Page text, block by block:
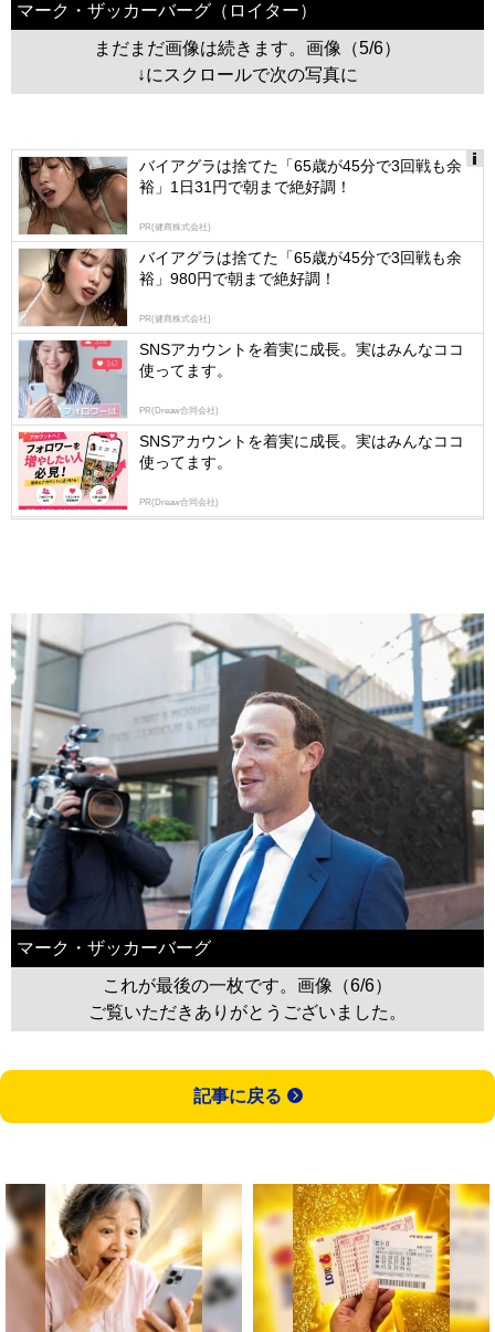
マーク・ザッカーバーグ（ロイター）
まだまだ画像は続きます。画像（5/6）
↓にスクロールで次の写真に
バイアグラは捨てた「65歳が45分で3回戦も余
裕」1日31円で朝まで絶好調！
PR(健商株式会社)
バイアグラは捨てた「65歳が45分で3回戦も余
裕」980円で朝まで絶好調！
PR(健商株式会社)
SNSアカウントを着実に成長。実はみんなココ
使ってます。
PR(Dreaw合同会社)
SNSアカウントを着実に成長。実はみんなココ
使ってます。
PR(Dreaw合同会社)
マーク・ザッカーバーグ
これが最後の一枚です。画像（6/6）
ご覧いただきありがとうございました。
記事に戻る